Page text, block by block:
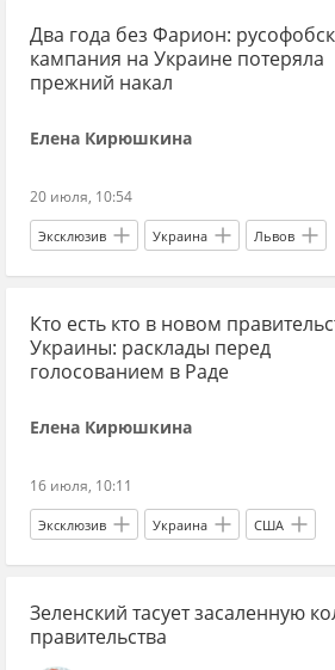
Виталий Ким Слуга народа
Внутри и снаружи
Два года без Фарион:
кампания на Украине потеряла
прежний накал
Елена Кирюшкина
20 июля, 10:54
Эксклюзив Украина Львов
Ирина Фарион Владимир Зеленский
Внутри и снаружи Украина.ру
Кто есть кто в новом
Украины: расклады перед
голосованием в Раде
Елена Кирюшкина
16 июля, 10:11
Эксклюзив Украина США
Михаил Федоров Владимир Зеленский
Андрей Ермак Кабмин
Зеленский тасует засаленную
правительства